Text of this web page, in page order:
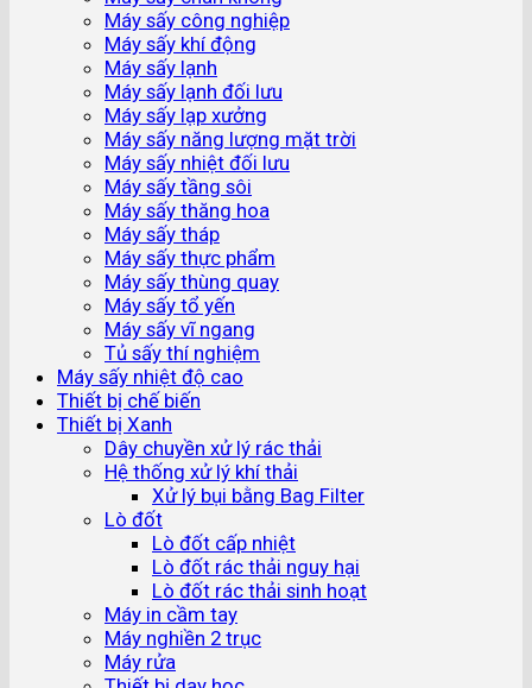
Máy sấy công nghiệp
Máy sấy khí động
Máy sấy lạnh
Máy sấy lạnh đối lưu
Máy sấy lạp xưởng
Máy sấy năng lượng mặt trời
Máy sấy nhiệt đối lưu
Máy sấy tầng sôi
Máy sấy thăng hoa
Máy sấy tháp
Máy sấy thực phẩm
Máy sấy thùng quay
Máy sấy tổ yến
Máy sấy vĩ ngang
Tủ sấy thí nghiệm
Máy sấy nhiệt độ cao
Thiết bị chế biến
Thiết bị Xanh
Dây chuyền xử lý rác thải
Hệ thống xử lý khí thải
Xử lý bụi bằng Bag Filter
Lò đốt
Lò đốt cấp nhiệt
Lò đốt rác thải nguy hại
Lò đốt rác thải sinh hoạt
Máy in cầm tay
Máy nghiền 2 trục
Máy rửa